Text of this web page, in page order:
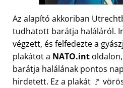
Az alapító akkoriban
tudhatott barátja haláláról.
végzett, és felfedezte a
plakátot a NATO.int
barátja halálának pontos
hirdetett. Ez a plakát 🚩